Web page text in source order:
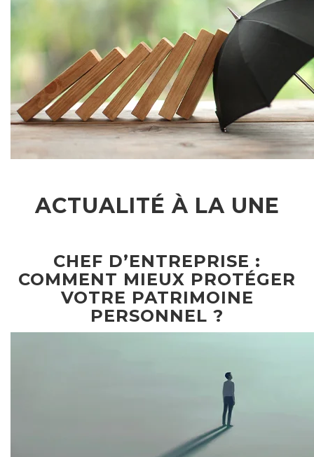
ACTUALITÉ À LA UNE
CHEF D’ENTREPRISE :
COMMENT MIEUX PROTÉGER
VOTRE PATRIMOINE
PERSONNEL ?